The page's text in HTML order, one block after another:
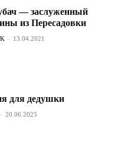
— заслуженный
из Пересадовки
- 13.04.2021
для дедушки
- 20.06.2025